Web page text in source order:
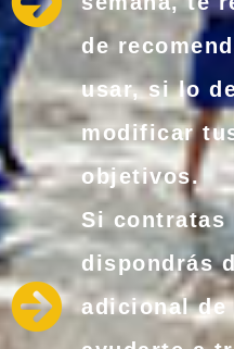
de
usar, si lo
modificar
objetivos.
Si contratas
dispondrás
adicional